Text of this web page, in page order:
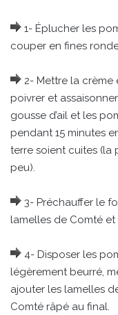
1- Éplucher les
couper en fines
2- Mettre la crème
poivrer et
gousse d’ail et les
pendant 15 minutes
terre soient cuites (la
peu).
3- Préchauffer le
lamelles de Comté et
4- Disposer les
légèrement beurré,
ajouter les lamelles
Comté râpé au final.